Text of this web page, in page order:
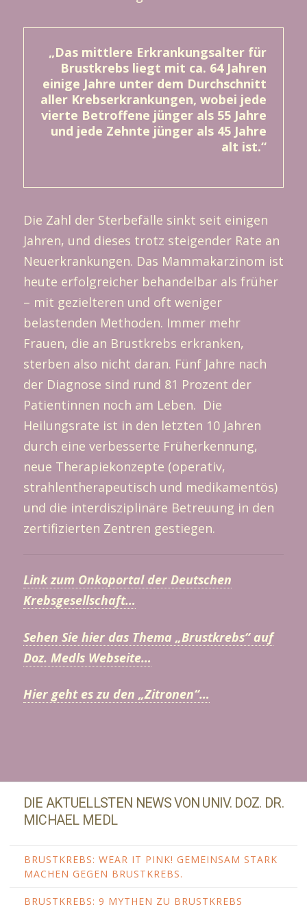
„Das mittlere Erkrankungsalter für
Brustkrebs liegt mit ca. 64 Jahren
einige Jahre unter dem Durchschnitt
aller Krebserkrankungen, wobei jede
vierte Betroffene jünger als 55 Jahre
und jede Zehnte jünger als 45 Jahre
alt ist.“
Die Zahl der Sterbefälle sinkt seit einigen
Jahren, und dieses trotz steigender Rate an
Neuerkrankungen. Das Mammakarzinom ist
heute erfolgreicher behandelbar als früher
– mit gezielteren und oft weniger
belastenden Methoden. Immer mehr
Frauen, die an Brustkrebs erkranken,
sterben also nicht daran. Fünf Jahre nach
der Diagnose sind rund 81 Prozent der
Patientinnen noch am Leben. Die
Heilungsrate ist in den letzten 10 Jahren
durch eine verbesserte Früherkennung,
neue Therapiekonzepte (operativ,
strahlentherapeutisch und medikamentös)
und die interdisziplinäre Betreuung in den
zertifizierten Zentren gestiegen.
Link zum Onkoportal der Deutschen
Krebsgesellschaft…
Sehen Sie hier das Thema „Brustkrebs“ auf
Doz. Medls Webseite…
Hier geht es zu den „Zitronen“…
DIE AKTUELLSTEN NEWS VON UNIV. DOZ. DR.
MICHAEL MEDL
BRUSTKREBS: WEAR IT PINK! GEMEINSAM STARK
MACHEN GEGEN BRUSTKREBS.
BRUSTKREBS: 9 MYTHEN ZU BRUSTKREBS